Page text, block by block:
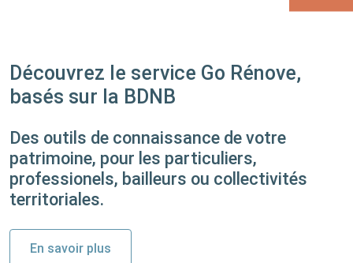
Découvrez le service Go Rénove,
basés sur la BDNB
Des outils de connaissance de votre
patrimoine, pour les particuliers,
professionels, bailleurs ou collectivités
territoriales.
En savoir plus